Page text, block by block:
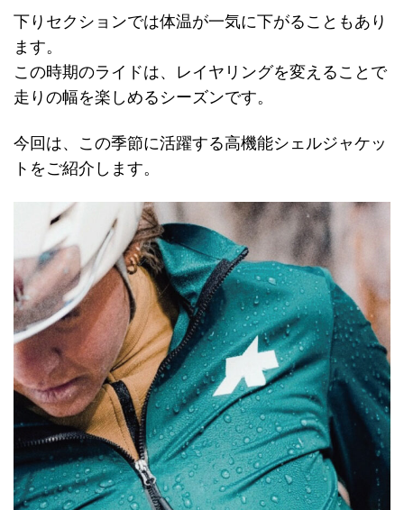
下りセクションでは体温が一気に下がることもあり
ます。
この時期のライドは、レイヤリングを変えることで
走りの幅を楽しめるシーズンです。
今回は、この季節に活躍する高機能シェルジャケッ
トをご紹介します。